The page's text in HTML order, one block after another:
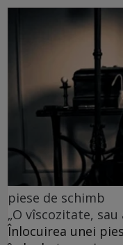
piese de schimb
„O vîscozitate, sau
Înlocuirea unei